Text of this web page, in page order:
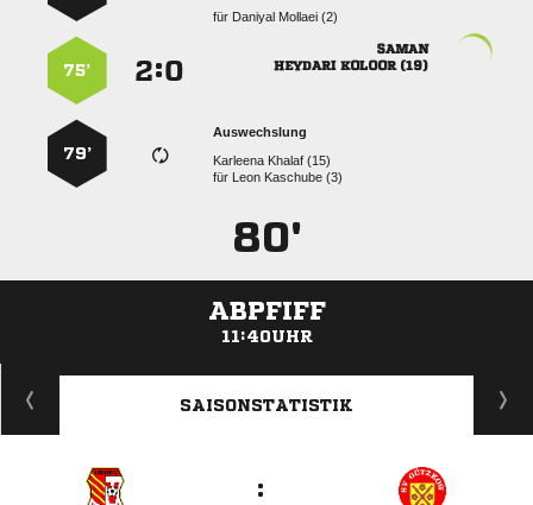
für   

  
:
75’
Auswechslung
  
für   
79’
80'
ABPFIFF
11:40UHR
ANZEIGE
SAISONSTATISTIK
: